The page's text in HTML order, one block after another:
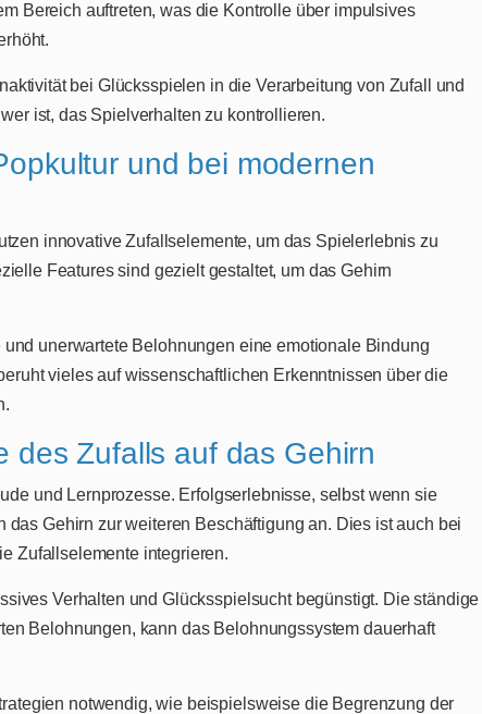
Bereich auftreten, was die Kontrolle über impulsives
bei Glücksspielen in die Verarbeitung von Zufall und
ist, das Spielverhalten zu kontrollieren.
und bei modernen
innovative Zufallselemente, um das Spielerlebnis zu
Features sind gezielt gestaltet, um das Gehirn
unerwartete Belohnungen eine emotionale Bindung
vieles auf wissenschaftlichen Erkenntnissen über die
des Zufalls auf das Gehirn
und Lernprozesse. Erfolgserlebnisse, selbst wenn sie
Gehirn zur weiteren Beschäftigung an. Dies ist auch bei
Zufallselemente integrieren.
Verhalten und Glücksspielsucht begünstigt. Die ständige
Belohnungen, kann das Belohnungssystem dauerhaft
notwendig, wie beispielsweise die Begrenzung der